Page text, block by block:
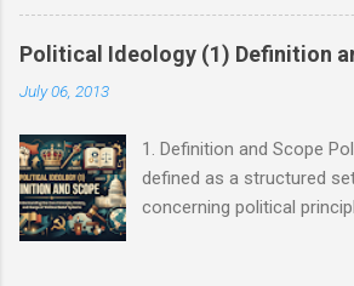
meticulously engineered
points of both Vietnam
ultimate conundrum for
without sacrificing
an asymmetric war? The
barrel of a gun, but in the
preservation of strategic
Political Ideology (1) Definition
July 06, 2013
1. Definition and Scope
defined as a structured
concerning political
thought with a clear